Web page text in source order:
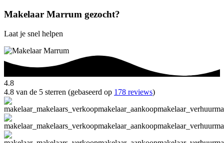
Makelaar Marrum gezocht?
Laat je snel helpen
4.8
4.8 van de 5 sterren (gebaseerd op 178 reviews)